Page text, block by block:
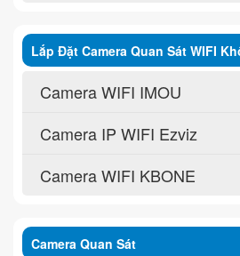
Lắp Đặt Camera Quan Sát WIFI
Camera WIFI IMOU
Camera IP WIFI Ezviz
Camera WIFI KBONE
Camera Quan Sát